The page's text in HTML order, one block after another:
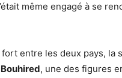
même engagé à se
entre les deux pays, la
, une des figures